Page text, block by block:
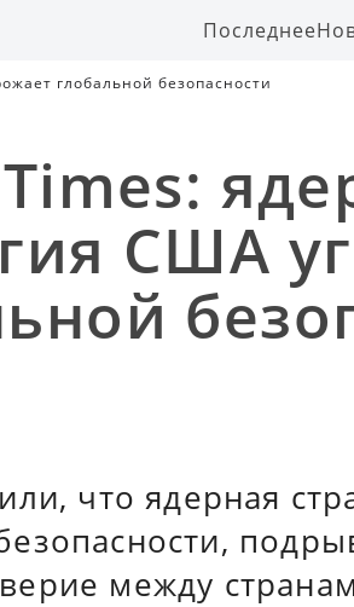
Последнее
глобальной безопасности
США
что ядерная
между